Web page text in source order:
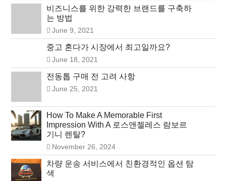
비즈니스를 위한 강력한 브랜드를 구축하
는 방법
June 9, 2021
중고 혼다가 시장에서 최고일까요?
June 18, 2021
전동톱 구매 전 고려 사항
June 25, 2021
How To Make A Memorable First
Impression With A 로스앤젤레스 람보르
기니 렌탈?
November 26, 2024
차량 운송 서비스에서 친환경적인 옵션 탐
색